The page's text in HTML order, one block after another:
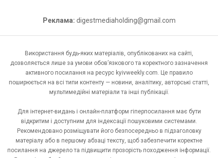
Реклама: digestmediaholding@gmail.com
Використання будь-яких матеріалів, опублікованих на сайті,
дозволяється лише за умови обов’язкового та коректного зазначення
активного посилання на ресурс kyivweekly.com. Це правило
поширюється на всі типи контенту — новини, аналітику, авторські статті,
мультимедійні матеріали та інші публікації.
Для інтернет-видань і онлайн-платформ гіперпосилання має бути
відкритим і доступним для індексації пошуковими системами.
Рекомендовано розміщувати його безпосередньо в підзаголовку
матеріалу або в першому абзаці тексту, щоб забезпечити коректне
посилання на джерело та підвищити прозорість походження інформації.